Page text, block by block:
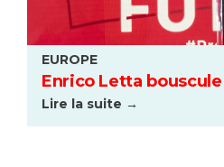
EUROPE
Enrico Letta bouscule
Lire la suite →